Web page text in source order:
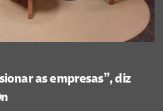
as empresas”, diz